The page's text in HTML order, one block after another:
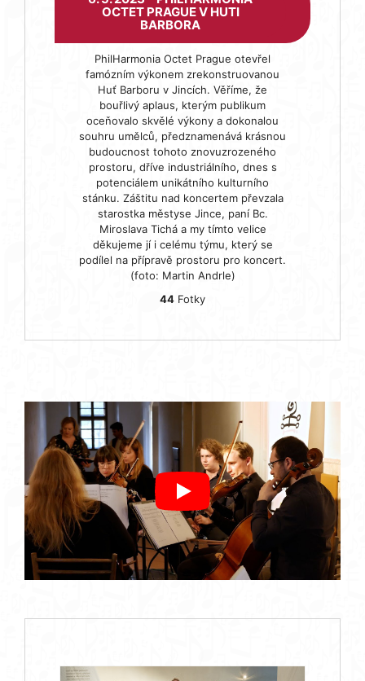
OCTET PRAGUE V HUTI
BARBORA
PhilHarmonia Octet Prague otevřel
famózním výkonem zrekonstruovanou
Huť Barboru v Jincích. Věříme, že
bouřlivý aplaus, kterým publikum
oceňovalo skvělé výkony a dokonalou
souhru umělců, předznamenává krásnou
budoucnost tohoto znovuzrozeného
prostoru, dříve industriálního, dnes s
potenciálem unikátního kulturního
stánku. Záštitu nad koncertem převzala
starostka městyse Jince, paní Bc.
Miroslava Tichá a my tímto velice
děkujeme jí i celému týmu, který se
podílel na přípravě prostoru pro koncert.
(foto: Martin Andrle)
44 Fotky